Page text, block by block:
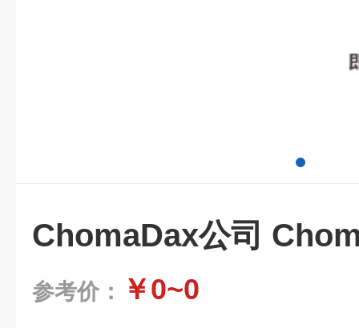
ChomaDax公司
参考价： ￥0~0